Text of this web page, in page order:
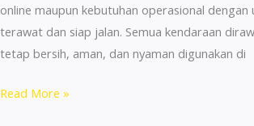
online maupun kebutuhan operasional dengan
terawat dan siap jalan. Semua kendaraan
tetap bersih, aman, dan nyaman digunakan di
Sewa
Read More »